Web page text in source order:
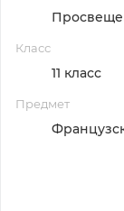
Класс
11 класс
Предмет